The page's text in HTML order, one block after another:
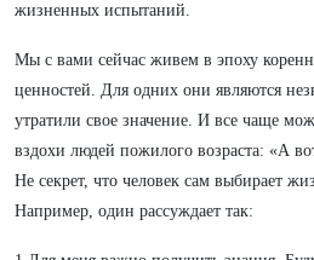
жизненных испытаний.
Мы с вами сейчас живем в эпоху
ценностей. Для одних они являются
утратили свое значение. И все чаще
вздохи людей пожилого возраста: «А
Не секрет, что человек сам выбирает
Например, один рассуждает так: